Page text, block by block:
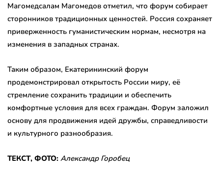
Магомедсалам Магомедов отметил, что форум собирает
сторонников традиционных ценностей. Россия сохраняет
приверженность гуманистическим нормам, несмотря на
изменения в западных странах.
Таким образом, Екатерининский форум
продемонстрировал открытость России миру, её
стремление сохранить традиции и обеспечить
комфортные условия для всех граждан. Форум заложил
основу для продвижения идей дружбы, справедливости
и культурного разнообразия.
ТЕКСТ, ФОТО: Александр Горобец